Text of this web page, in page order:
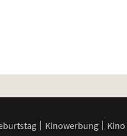
Kinowerbung